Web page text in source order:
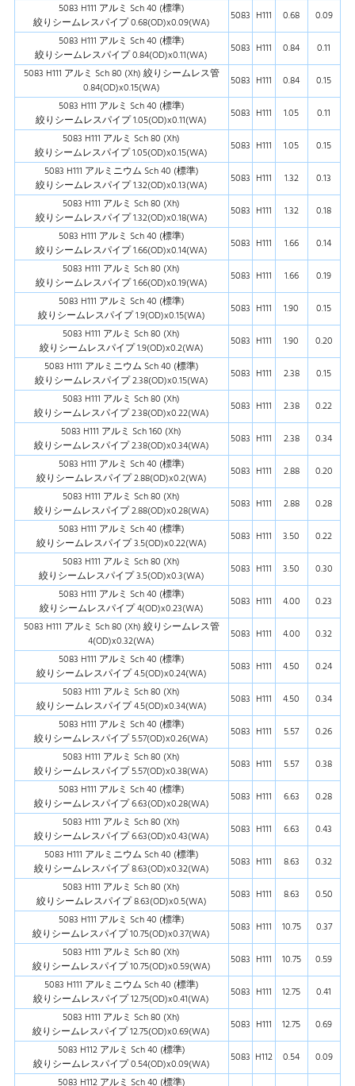
5083 H111 アルミ Sch 40 (標準)
絞りシームレスパイプ 0.68(OD)x0.09(WA)
5083 H111 0.68
0.09
5083 H111 アルミ Sch 40 (標準)
絞りシームレスパイプ 0.84(OD)x0.11(WA)
5083 H111 0.84
0.11
5083 H111 アルミ Sch 80 (Xh) 絞りシームレス管
0.84(OD)x0.15(WA)
5083 H111 0.84
0.15
5083 H111 アルミ Sch 40 (標準)
絞りシームレスパイプ 1.05(OD)x0.11(WA)
5083 H111 1.05
0.11
5083 H111 アルミ Sch 80 (Xh)
絞りシームレスパイプ 1.05(OD)x0.15(WA)
5083 H111 1.05
0.15
5083 H111 アルミニウム Sch 40 (標準)
絞りシームレスパイプ 1.32(OD)x0.13(WA)
5083 H111 1.32
0.13
5083 H111 アルミ Sch 80 (Xh)
絞りシームレスパイプ 1.32(OD)x0.18(WA)
5083 H111 1.32
0.18
5083 H111 アルミ Sch 40 (標準)
絞りシームレスパイプ 1.66(OD)x0.14(WA)
5083 H111 1.66
0.14
5083 H111 アルミ Sch 80 (Xh)
絞りシームレスパイプ 1.66(OD)x0.19(WA)
5083 H111 1.66
0.19
5083 H111 アルミ Sch 40 (標準)
絞りシームレスパイプ 1.9(OD)x0.15(WA)
5083 H111 1.90
0.15
5083 H111 アルミ Sch 80 (Xh)
絞りシームレスパイプ 1.9(OD)x0.2(WA)
5083 H111 1.90
0.20
5083 H111 アルミニウム Sch 40 (標準)
絞りシームレスパイプ 2.38(OD)x0.15(WA)
5083 H111 2.38
0.15
5083 H111 アルミ Sch 80 (Xh)
絞りシームレスパイプ 2.38(OD)x0.22(WA)
5083 H111 2.38
0.22
5083 H111 アルミ Sch 160 (Xh)
絞りシームレスパイプ 2.38(OD)x0.34(WA)
5083 H111 2.38
0.34
5083 H111 アルミ Sch 40 (標準)
絞りシームレスパイプ 2.88(OD)x0.2(WA)
5083 H111 2.88
0.20
5083 H111 アルミ Sch 80 (Xh)
絞りシームレスパイプ 2.88(OD)x0.28(WA)
5083 H111 2.88
0.28
5083 H111 アルミ Sch 40 (標準)
絞りシームレスパイプ 3.5(OD)x0.22(WA)
5083 H111 3.50
0.22
5083 H111 アルミ Sch 80 (Xh)
絞りシームレスパイプ 3.5(OD)x0.3(WA)
5083 H111 3.50
0.30
5083 H111 アルミ Sch 40 (標準)
絞りシームレスパイプ 4(OD)x0.23(WA)
5083 H111 4.00
0.23
5083 H111 アルミ Sch 80 (Xh) 絞りシームレス管
4(OD)x0.32(WA)
5083 H111 4.00
0.32
5083 H111 アルミ Sch 40 (標準)
絞りシームレスパイプ 4.5(OD)x0.24(WA)
5083 H111 4.50
0.24
5083 H111 アルミ Sch 80 (Xh)
絞りシームレスパイプ 4.5(OD)x0.34(WA)
5083 H111 4.50
0.34
5083 H111 アルミ Sch 40 (標準)
絞りシームレスパイプ 5.57(OD)x0.26(WA)
5083 H111 5.57
0.26
5083 H111 アルミ Sch 80 (Xh)
絞りシームレスパイプ 5.57(OD)x0.38(WA)
5083 H111 5.57
0.38
5083 H111 アルミ Sch 40 (標準)
絞りシームレスパイプ 6.63(OD)x0.28(WA)
5083 H111 6.63
0.28
5083 H111 アルミ Sch 80 (Xh)
絞りシームレスパイプ 6.63(OD)x0.43(WA)
5083 H111 6.63
0.43
5083 H111 アルミニウム Sch 40 (標準)
絞りシームレスパイプ 8.63(OD)x0.32(WA)
5083 H111 8.63
0.32
5083 H111 アルミ Sch 80 (Xh)
絞りシームレスパイプ 8.63(OD)x0.5(WA)
5083 H111 8.63
0.50
5083 H111 アルミ Sch 40 (標準)
絞りシームレスパイプ 10.75(OD)x0.37(WA)
5083 H111 10.75
0.37
5083 H111 アルミ Sch 80 (Xh)
絞りシームレスパイプ 10.75(OD)x0.59(WA)
5083 H111 10.75
0.59
5083 H111 アルミニウム Sch 40 (標準)
絞りシームレスパイプ 12.75(OD)x0.41(WA)
5083 H111 12.75
0.41
5083 H111 アルミ Sch 80 (Xh)
絞りシームレスパイプ 12.75(OD)x0.69(WA)
5083 H111 12.75
0.69
5083 H112 アルミ Sch 40 (標準)
絞りシームレスパイプ 0.54(OD)x0.09(WA)
5083 H112 0.54
0.09